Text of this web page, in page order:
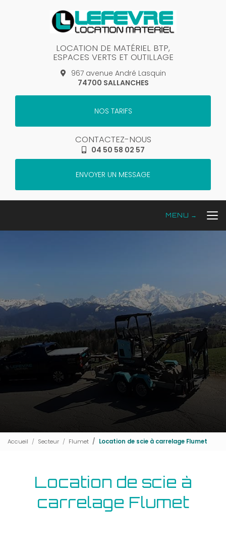
LOCATION DE MATÉRIEL BTP,
ESPACES VERTS ET OUTILLAGE
967 avenue André Lasquin
74700 SALLANCHES
NOS TARIFS
CONTACTEZ-NOUS
04 50 58 02 57
ENVOYER UN MESSAGE
Accueil Secteur Flumet Location de scie à carrelage Flumet
Location de scie à
carrelage Flumet